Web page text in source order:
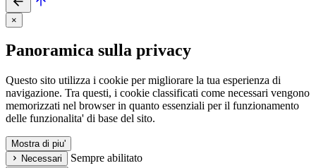
×
Panoramica sulla privacy
Questo sito utilizza i cookie per migliorare la tua esperienza di
navigazione. Tra questi, i cookie classificati come necessari vengono
memorizzati nel browser in quanto essenziali per il funzionamento
delle funzionalita' di base del sito.
Mostra di piu'
Necessari
Sempre abilitato